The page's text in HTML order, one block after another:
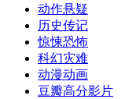
动作悬疑
历史传记
惊悚恐怖
科幻灾难
动漫动画
豆瓣高分影片